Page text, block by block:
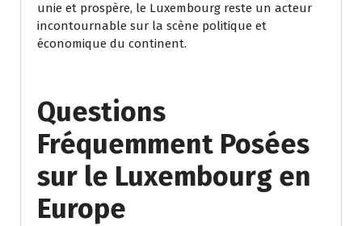
unie et prospère, le Luxembourg reste un acteur
incontournable sur la scène politique et
économique du continent.
Questions
Fréquemment Posées
sur le Luxembourg en
Europe